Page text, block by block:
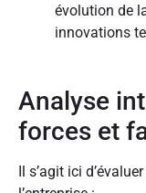
évolution de
innovations
Analyse
forces et
Il s’agit ici